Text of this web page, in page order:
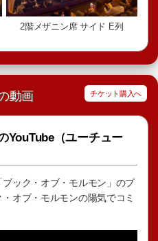
2階メザニン席 サイド E列
動画 チケット購入へ
YouTube（ユーチュー
ック・オブ・モルモン」のプ
オブ・モルモンの陽気でコミ